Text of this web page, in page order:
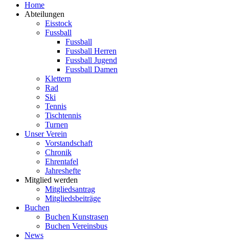
Home
Abteilungen
Eisstock
Fussball
Fussball
Fussball Herren
Fussball Jugend
Fussball Damen
Klettern
Rad
Ski
Tennis
Tischtennis
Turnen
Unser Verein
Vorstandschaft
Chronik
Ehrentafel
Jahreshefte
Mitglied werden
Mitgliedsantrag
Mitgliedsbeiträge
Buchen
Buchen Kunstrasen
Buchen Vereinsbus
News